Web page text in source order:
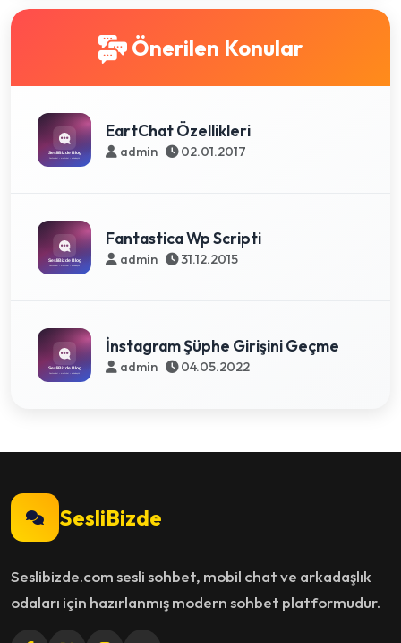
Önerilen Konular
EartChat Özellikleri
admin 02.01.2017
Fantastica Wp Scripti
admin 31.12.2015
İnstagram Şüphe Girişini Geçme
admin 04.05.2022
SesliBizde
Seslibizde.com sesli sohbet, mobil chat ve arkadaşlık
odaları için hazırlanmış modern sohbet platformudur.